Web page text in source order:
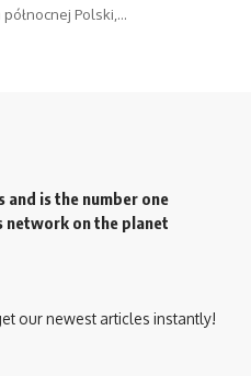
Polski,…
and is the number one
network on the planet
our newest articles instantly!